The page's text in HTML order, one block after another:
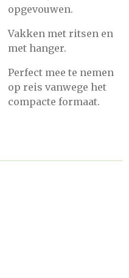
opgevouwen.
Vakken met ritsen en
met hanger.
Perfect mee te nemen
op reis vanwege het
compacte formaat.